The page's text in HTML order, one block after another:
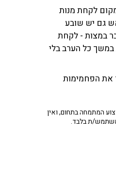
לקחת מנות
גם יש שובע
במצות - לקחת
כל הערב בלי
את הפחמימות
המתמחה בתחום, ואין
ת בלבד.